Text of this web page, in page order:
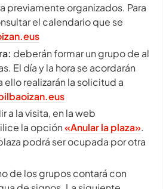
previamente organizados. Para
el calendario que se
deberán formar un grupo de al
El día y la hora se acordarán
ello realizarán la solicitud a
a la visita, en la web
la opción«Anular la plaza».
podrá ser ocupada por otra
de los grupos contará con